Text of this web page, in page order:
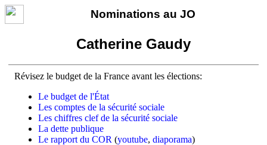
Nominations au JO
Catherine Gaudy
Révisez le budget de la France avant les élections:
Le budget de l'État
Les comptes de la sécurité sociale
Les chiffres clef de la sécurité sociale
La dette publique
Le rapport du COR (youtube, diaporama)